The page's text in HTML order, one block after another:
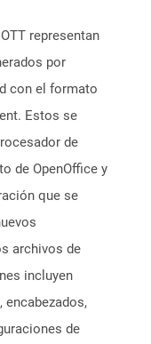
representan
por
con el formato
Estos se
de
de OpenOffice y
que se
archivos de
incluyen
encabezados,
de